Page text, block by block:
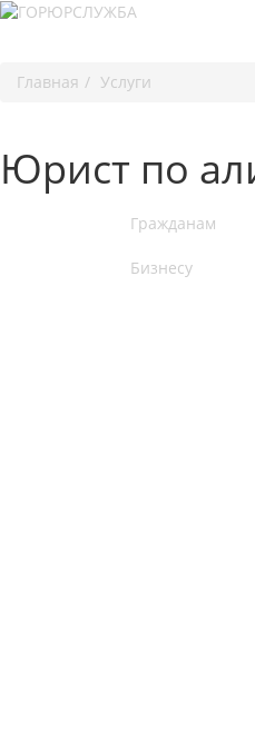
Главная Услуги
Юрист по
Гражданам
Бизнесу